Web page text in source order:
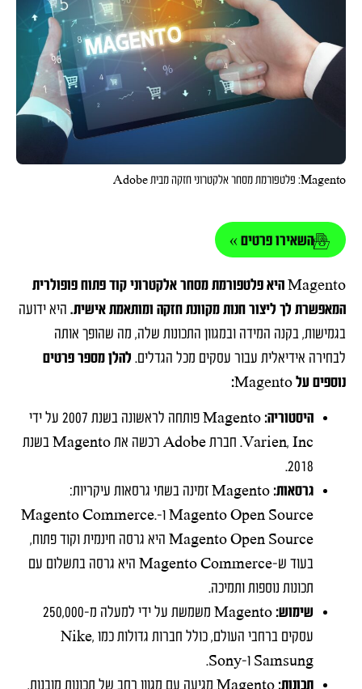
Magento: פלטפורמת מסחר אלקטרוני חזקה מבית Adobe
השאירו פרטים »
Magento היא פלטפורמת מסחר אלקטרוני קוד פתוח פופולרית
המאפשרת לך ליצור חנות מקוונת חזקה ומותאמת אישית. היא ידועה
בגמישות, בקנה המידה ובמגוון התכונות שלה, מה שהופך אותה
לבחירה אידיאלית עבור עסקים מכל הגדלים. להלן מספר פרטים
נוספים על Magento:
היסטוריה:
Magento פותחה לראשונה בשנת 2007 על ידי
Varien, Inc. חברת Adobe רכשה את Magento בשנת
2018.
גרסאות:
Magento זמינה בשתי גרסאות עיקריות:
Magento Open Source ו-Magento Commerce.
Magento Open Source היא גרסה חינמית וקוד פתוח,
בעוד ש-Magento Commerce היא גרסה בתשלום עם
תכונות נוספות ותמיכה.
שימוש:
Magento משמשת על ידי למעלה מ-250,000
עסקים ברחבי העולם, כולל חברות גדולות כמו Nike,
Samsung ו-Sony.